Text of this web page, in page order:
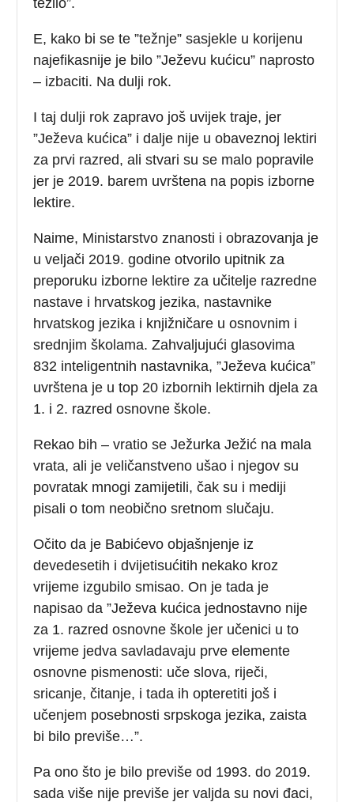
E, kako bi se te ”težnje” sasjekle u korijenu
najefikasnije je bilo ”Ježevu kućicu” naprosto
– izbaciti. Na dulji rok.
I taj dulji rok zapravo još uvijek traje, jer
”Ježeva kućica” i dalje nije u obaveznoj lektiri
za prvi razred, ali stvari su se malo popravile
jer je 2019. barem uvrštena na popis izborne
lektire.
Naime, Ministarstvo znanosti i obrazovanja je
u veljači 2019. godine otvorilo upitnik za
preporuku izborne lektire za učitelje razredne
nastave i hrvatskog jezika, nastavnike
hrvatskog jezika i knjižničare u osnovnim i
srednjim školama. Zahvaljujući glasovima
832 inteligentnih nastavnika, ”Ježeva kućica”
uvrštena je u top 20 izbornih lektirnih djela za
1. i 2. razred osnovne škole.
Rekao bih – vratio se Ježurka Ježić na mala
vrata, ali je veličanstveno ušao i njegov su
povratak mnogi zamijetili, čak su i mediji
pisali o tom neobično sretnom slučaju.
Očito da je Babićevo objašnjenje iz
devedesetih i dvijetisućitih nekako kroz
vrijeme izgubilo smisao. On je tada je
napisao da ”Ježeva kućica jednostavno nije
za 1. razred osnovne škole jer učenici u to
vrijeme jedva savladavaju prve elemente
osnovne pismenosti: uče slova, riječi,
sricanje, čitanje, i tada ih opteretiti još i
učenjem posebnosti srpskoga jezika, zaista
bi bilo previše…”.
Pa ono što je bilo previše od 1993. do 2019.
sada više nije previše jer valjda su novi đaci,